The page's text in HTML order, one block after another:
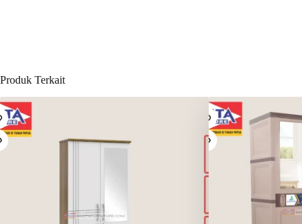
Produk Terkait